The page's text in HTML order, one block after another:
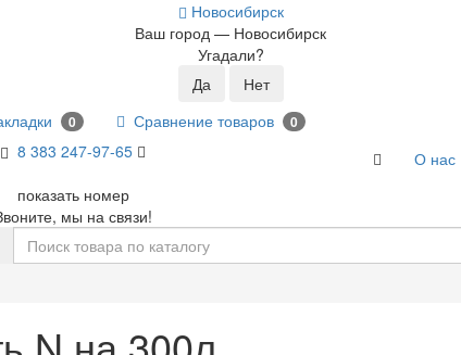
Новосибирск
Ваш город — Новосибирск
Угадали?
0 Сравнение товаров 0
8 383 247-97-65
показать номер
мы на связи!
О нас